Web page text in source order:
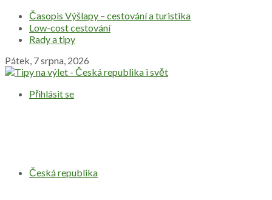
Časopis Výšlapy – cestování a turistika
Low-cost cestování
Rady a tipy
Pátek, 7 srpna, 2026
Přihlásit se
Česká republika